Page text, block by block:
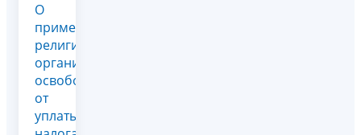
О
применении
религиозной
организацией
освобождения
от
уплаты